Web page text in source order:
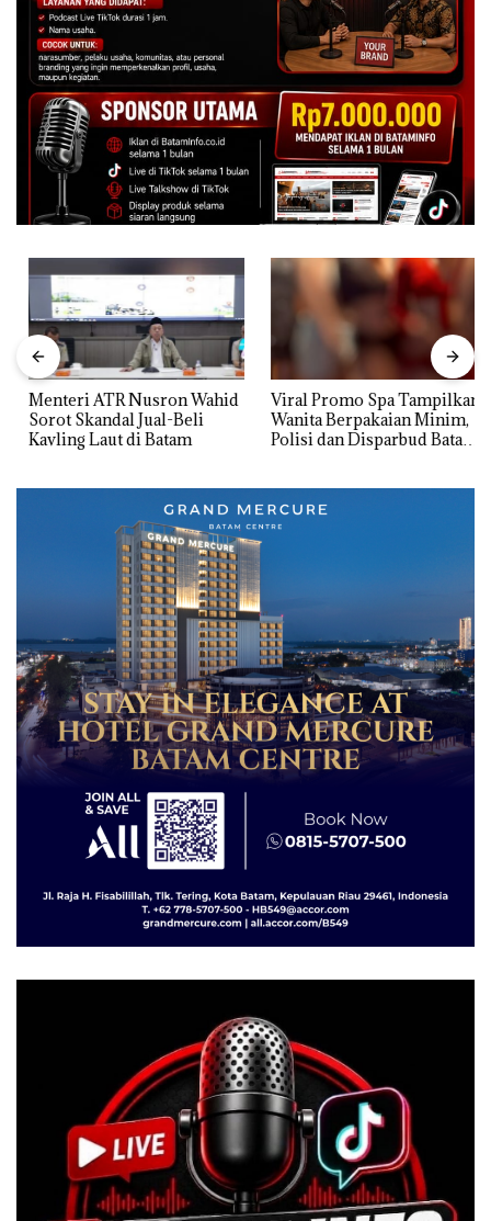
Menteri ATR Nusron Wahid
Sorot Skandal Jual-Beli
Kavling Laut di Batam
Viral Promo Spa Tampilkan
Wanita Berpakaian Minim,
Polisi dan Disparbud Batam